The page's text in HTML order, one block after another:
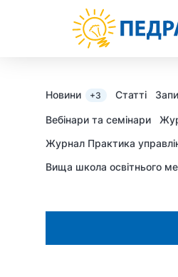
Новини +3 Статті
Вебінари та семінари
Журнал Практика
Вища школа освітнього